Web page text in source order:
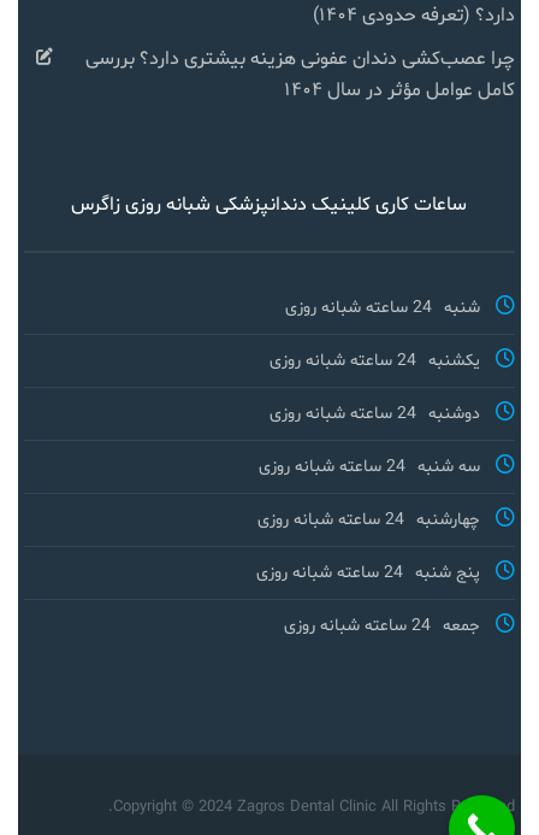
دارد؟ (تعرفه حدودی ۱۴۰۴)
چرا عصب‌کشی دندان عفونی هزینه بیشتری دارد؟ بررسی
کامل عوامل مؤثر در سال ۱۴۰۴
ساعات کاری کلینیک دندانپزشکی شبانه روزی زاگرس
شنبه 24 ساعته شبانه روزی
یکشنبه 24 ساعته شبانه روزی
دوشنبه 24 ساعته شبانه روزی
سه شنبه 24 ساعته شبانه روزی
چهارشنبه 24 ساعته شبانه روزی
پنج شنبه 24 ساعته شبانه روزی
جمعه 24 ساعته شبانه روزی
Copyright © 2024 Zagros Dental Clinic All Rights Reserved.